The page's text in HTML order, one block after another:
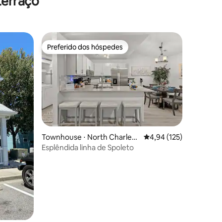
Preferido dos hóspedes
Preferido dos hóspedes
Townhouse ⋅ North Charlest
on
4,94 de uma avaliação
4,94 (125)
Esplêndida linha de Spoleto